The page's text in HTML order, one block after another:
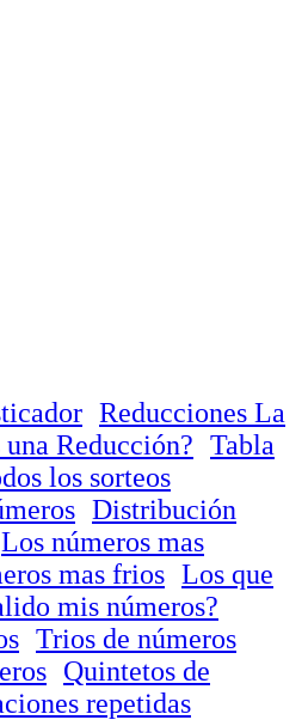
Reducciones La
una Reducción? Tabla
los sorteos
Distribución
Los números mas
mas frios Los que
mis números?
Trios de números
Quintetos de
repetidas